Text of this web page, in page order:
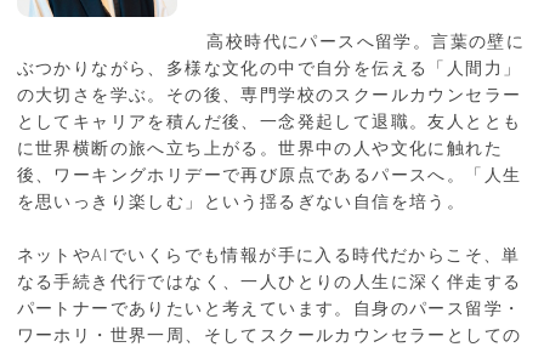
高校時代にパースへ留学。言葉の壁に
ぶつかりながら、多様な文化の中で自分を伝える「人間力」
の大切さを学ぶ。その後、専門学校のスクールカウンセラー
としてキャリアを積んだ後、一念発起して退職。友人ととも
に世界横断の旅へ立ち上がる。世界中の人や文化に触れた
後、ワーキングホリデーで再び原点であるパースへ。「人生
を思いっきり楽しむ」という揺るぎない自信を培う。
ネットやAIでいくらでも情報が手に入る時代だからこそ、単
なる手続き代行ではなく、一人ひとりの人生に深く伴走する
パートナーでありたいと考えています。自身のパース留学・
ワーホリ・世界一周、そしてスクールカウンセラーとしての